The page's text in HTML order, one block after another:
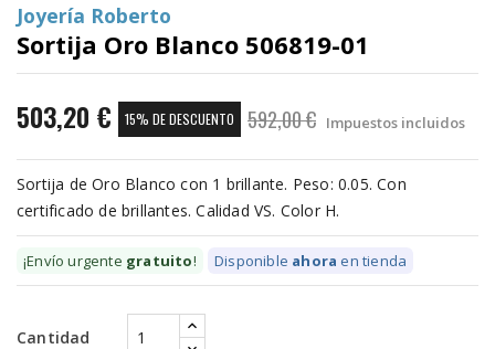
Joyería Roberto
Sortija Oro Blanco 506819-01
503,20 € 15% DE DESCUENTO 592,00 € Impuestos incluidos
Sortija de Oro Blanco con 1 brillante. Peso: 0.05. Con
certificado de brillantes. Calidad VS. Color H.
¡Envío urgente gratuito! Disponible ahora en tienda
Cantidad